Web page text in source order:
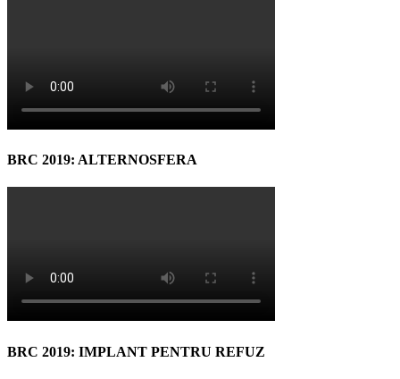
BRC 2019: ALTERNOSFERA
BRC 2019: IMPLANT PENTRU REFUZ